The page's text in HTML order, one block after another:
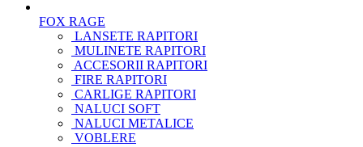
FOX RAGE
LANSETE RAPITORI
MULINETE RAPITORI
ACCESORII RAPITORI
FIRE RAPITORI
CARLIGE RAPITORI
NALUCI SOFT
NALUCI METALICE
VOBLERE